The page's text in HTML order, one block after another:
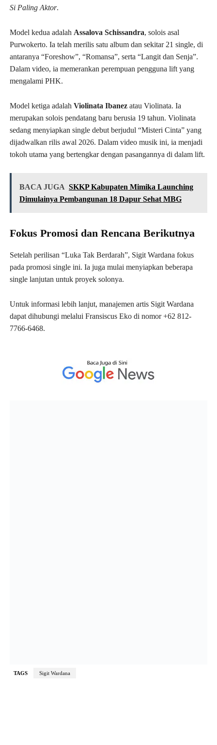
Si Paling Aktor.
Model kedua adalah Assalova Schissandra, solois asal
Purwokerto. Ia telah merilis satu album dan sekitar 21 single, di
antaranya “Foreshow”, “Romansa”, serta “Langit dan Senja”.
Dalam video, ia memerankan perempuan pengguna lift yang
mengalami PHK.
Model ketiga adalah Violinata Ibanez atau Violinata. Ia
merupakan solois pendatang baru berusia 19 tahun. Violinata
sedang menyiapkan single debut berjudul “Misteri Cinta” yang
dijadwalkan rilis awal 2026. Dalam video musik ini, ia menjadi
tokoh utama yang bertengkar dengan pasangannya di dalam lift.
BACA JUGA SKKP Kabupaten Mimika Launching
Dimulainya Pembangunan 18 Dapur Sehat MBG
Fokus Promosi dan Rencana Berikutnya
Setelah perilisan “Luka Tak Berdarah”, Sigit Wardana fokus
pada promosi single ini. Ia juga mulai menyiapkan beberapa
single lanjutan untuk proyek solonya.
Untuk informasi lebih lanjut, manajemen artis Sigit Wardana
dapat dihubungi melalui Fransiscus Eko di nomor +62 812-
7766-6468.
TAGS Sigit Wardana